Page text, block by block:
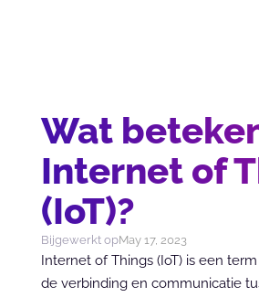
Wat
Internet of
(IoT)?
Bijgewerkt opMay 17, 2023
Internet of Things (IoT) is een
de verbinding en communicatie